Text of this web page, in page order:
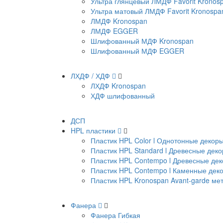
Ультра матовый ЛМДФ Favorit
ЛМДФ Kronospan
ЛМДФ EGGER
Шлифованный МДФ Kronospan
Шлифованный МДФ EGGER
ЛХДФ / ХДФ
ЛХДФ Kronospan
ХДФ шлифованный
ДСП
HPL пластики
Пластик HPL Color l Однотонные декоры
Пластик HPL Standard l Древесные
Пластик HPL Contempo l Древесные
Пластик HPL Contempo l Каменные
Пластик HPL Kronospan Avant-garde
Фанера
Фанера Гибкая